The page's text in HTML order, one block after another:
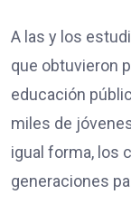
A las y los
que obtuvieron
educación
miles de
igual forma, los
generaciones